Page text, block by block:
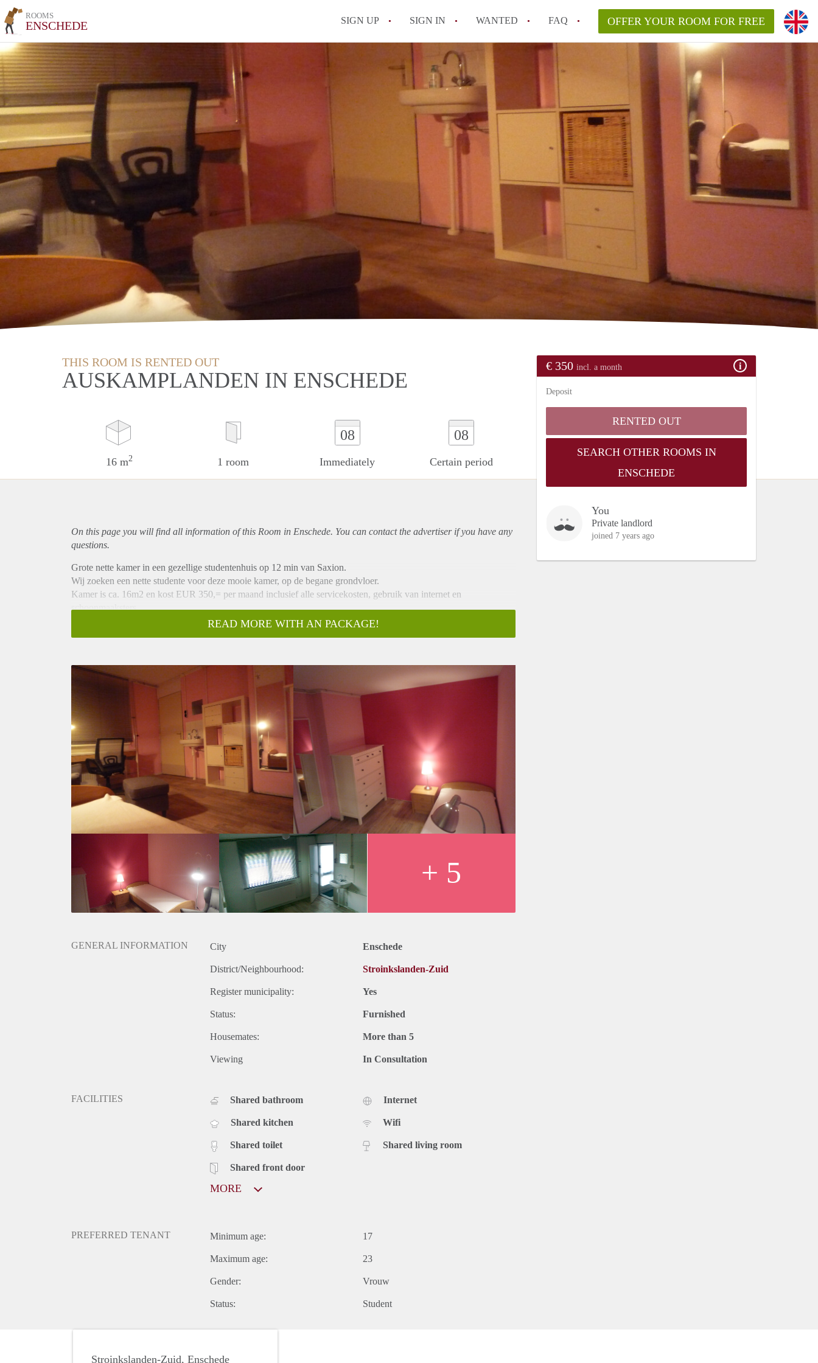
ROOMS
ENSCHEDE SIGN UP SIGN IN WANTED FAQ
All FAQs
OFFER YOUR ROOM FOR FREE
THIS ROOM IS RENTED OUT
AUSKAMPLANDEN IN ENSCHEDE
16 m2 1 room
08
Immediately
08
Certain period
€ 350 incl. a month
Deposit
RENTED OUT
SEARCH OTHER ROOMS IN
ENSCHEDE
You
Private landlord
joined 7 years ago
On this page you will find all information of this Room in Enschede. You can contact the advertiser if you have any
questions.
Grote nette kamer in een gezellige studentenhuis op 12 min van Saxion.
Wij zoeken een nette studente voor deze mooie kamer, op de begane grondvloer.
Kamer is ca. 16m2 en kost EUR 350,= per maand inclusief alle servicekosten, gebruik van internet en
schoonmaaksters.
Het is een gezellige studentenhuis met 2 nette badkamers en 2 toiletten.
Afstand tot Saxion is ca. 12min met de fiets.
Verder hebben wij: TV, internet 100Mb/100Mb, wasmachine, complete keuken, nieuw gerenoveerde douchen (2)
en toiletten (2), overkapte en afgesloten fietsenstalling etc.
Parkeren voor de deur is gratis.
Verhuurder zorg om de 2 weken voor grote schoonmaak van alle gezamenlijke ruimten.
Bij vragen of interesse graag even contact opnemen.
READ MORE WITH AN PACKAGE!
+ 5
GENERAL INFORMATION City Enschede
District/Neighbourhood: Stroinkslanden-Zuid
Register municipality: Yes
Status: Furnished
Housemates: More than 5
Viewing In Consultation
FACILITIES Shared bathroom
Shared kitchen
Shared toilet
Shared front door
Internet
Wifi
Shared living room
MORE
PREFERRED TENANT Minimum age: 17
Maximum age: 23
Gender: Vrouw
Status: Student
Stroinkslanden-Zuid, Enschede